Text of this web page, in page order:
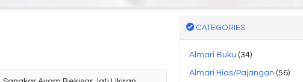
CATEGORIES
Almari Buku (34)
Almari Hias/Pajangan (56)